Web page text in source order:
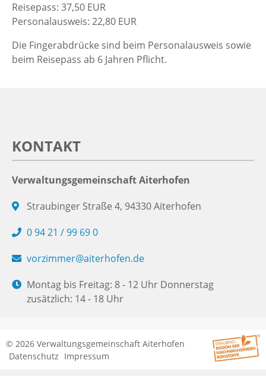
Reisepass: 37,50 EUR
Personalausweis: 22,80 EUR
Die Fingerabdrücke sind beim Personalausweis sowie
beim Reisepass ab 6 Jahren Pflicht.
KONTAKT
Verwaltungsgemeinschaft Aiterhofen
Straubinger Straße 4, 94330 Aiterhofen
0 94 21 / 99 69 0
vorzimmer@aiterhofen.de
Montag bis Freitag: 8 - 12 Uhr Donnerstag
zusätzlich: 14 - 18 Uhr
© 2026 Verwaltungsgemeinschaft Aiterhofen
Datenschutz Impressum